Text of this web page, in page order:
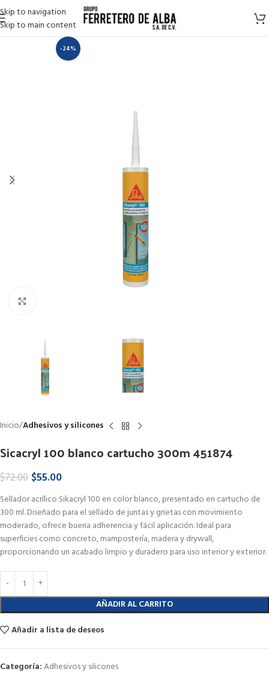
Skip to navigation
Skip to main content
-24%
Inicio Adhesivos y silicones
Sicacryl 100 blanco cartucho 300m 451874
$72.00 $55.00
Sellador acrílico Sikacryl 100 en color blanco, presentado en cartucho de
300 ml. Diseñado para el sellado de juntas y grietas con movimiento
moderado, ofrece buena adherencia y fácil aplicación. Ideal para
superficies como concreto, mampostería, madera y drywall,
proporcionando un acabado limpio y duradero para uso interior y exterior.
AÑADIR AL CARRITO
Añadir a lista de deseos
Categoría:Adhesivos y silicones